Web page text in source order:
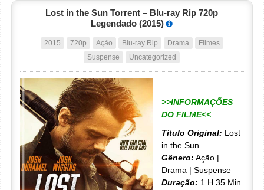
Lost in the Sun Torrent – Blu-ray Rip 720p
Legendado (2015)
2015 720p Ação Blu-ray Rip Drama
Filmes
Suspense
Uncategorized
>>INFORMAÇÕES
DO FILME<<
Título Original: Lost
in the Sun
Gênero: Ação |
Drama | Suspense
Duração: 1 H 35 Min.